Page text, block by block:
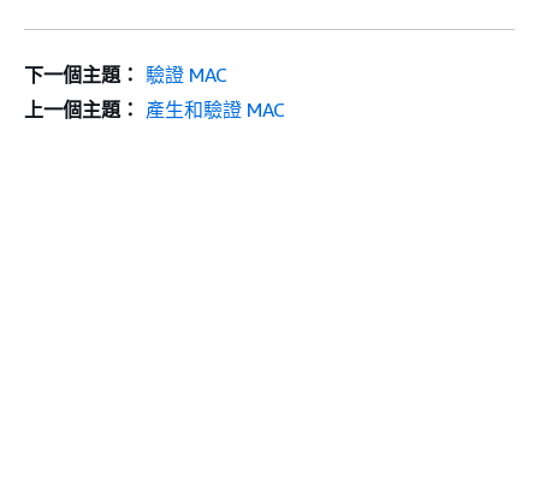
下一個主題： 驗證 MAC
上一個主題： 產生和驗證 MAC